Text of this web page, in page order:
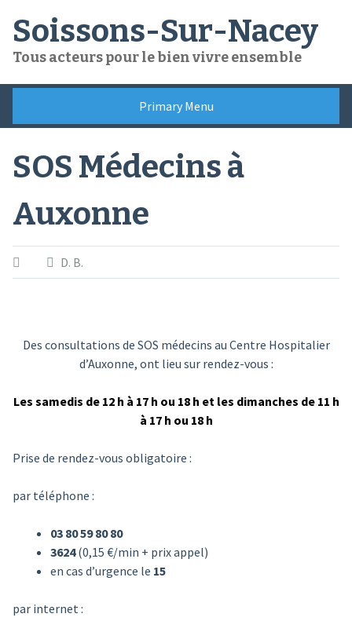
content
Soissons-Sur-Nacey
Tous acteurs pour le bien vivre ensemble
Primary Menu
SOS Médecins à
Auxonne
D. B.
Des consultations de SOS médecins au Centre Hospitalier
d’Auxonne, ont lieu sur rendez-vous :
Les samedis de 12 h à 17 h ou 18 h et les dimanches de 11 h
à 17 h ou 18 h
Prise de rendez-vous obligatoire :
par téléphone :
03 80 59 80 80
3624(0,15 €/min + prix appel)
en cas d’urgence le 15
par internet :